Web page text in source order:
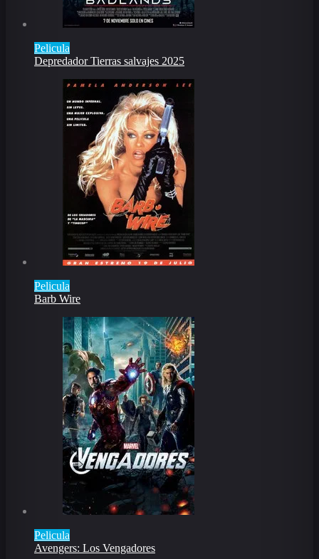
Pelicula
Depredador Tierras salvajes 2025
Pelicula
Barb Wire
Pelicula
Avengers: Los Vengadores